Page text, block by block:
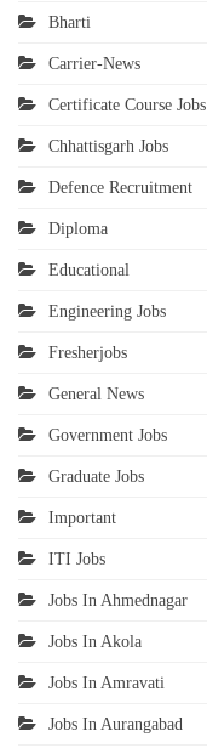
Bharti
Carrier-News
Certificate Course Jobs
Chhattisgarh Jobs
Defence Recruitment
Diploma
Educational
Engineering Jobs
Fresherjobs
General News
Government Jobs
Graduate Jobs
Important
ITI Jobs
Jobs In Ahmednagar
Jobs In Akola
Jobs In Amravati
Jobs In Aurangabad